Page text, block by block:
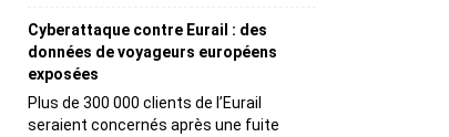
Cyberattaque contre Eurail : des
données de voyageurs européens
exposées
Plus de 300 000 clients de l’Eurail
seraient concernés après une fuite